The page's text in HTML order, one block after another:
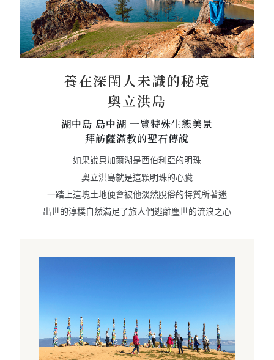
養在深閨人未識的秘境
奧立洪島
湖中島 島中湖 一覽特殊生態美景
拜訪薩滿教的聖石傳說
如果說貝加爾湖是西伯利亞的明珠
奧立洪島就是這顆明珠的心臟
一踏上這塊土地便會被他淡然脫俗的特質所著迷
出世的淳樸自然滿足了旅人們逃離塵世的流浪之心